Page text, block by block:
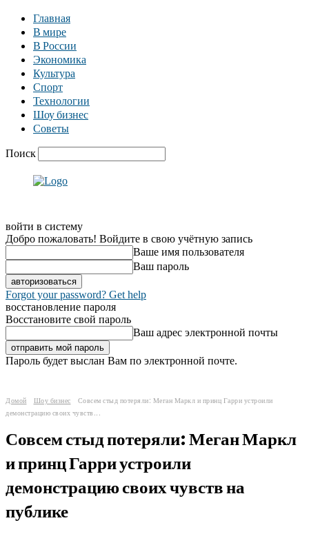
Главная
В мире
В России
Экономика
Культура
Спорт
Технологии
Шоу бизнес
Советы
Поиск
войти в систему
Добро пожаловать! Войдите в свою учётную запись
Ваше имя пользователя
Ваш пароль
Forgot your password? Get help
восстановление пароля
Восстановите свой пароль
Ваш адрес электронной почты
Пароль будет выслан Вам по электронной почте.
Домой Шоу бизнес
Совсем стыд потеряли: Меган Маркл и принц Гарри устроили
демонстрацию своих чувств...
Совсем стыд потеряли: Меган Маркл
и принц Гарри устроили
демонстрацию своих чувств на
публике